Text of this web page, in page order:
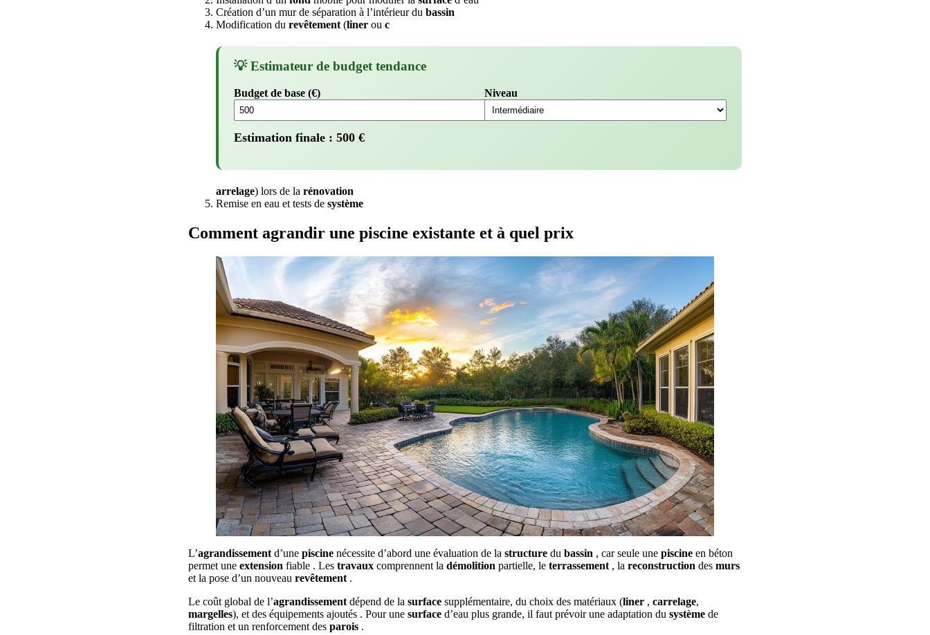
Création d’un mur de séparation à l’intérieur du bassin
Modification du revêtement (liner ou c
💡 Estimateur de budget tendance
Budget de base (€) Niveau
Estimation finale : 500 €
arrelage) lors de la rénovation
Remise en eau et tests de système
Comment agrandir une piscine existante et à quel prix
L’agrandissement d’une piscine nécessite d’abord une évaluation de la structure du bassin , car seule une piscine en béton
permet une extension fiable . Les travaux comprennent la démolition partielle, le terrassement , la reconstruction des murs
et la pose d’un nouveau revêtement .
Le coût global de l’agrandissement dépend de la surface supplémentaire, du choix des matériaux (liner , carrelage,
margelles), et des équipements ajoutés . Pour une surface d’eau plus grande, il faut prévoir une adaptation du système de
filtration et un renforcement des parois .